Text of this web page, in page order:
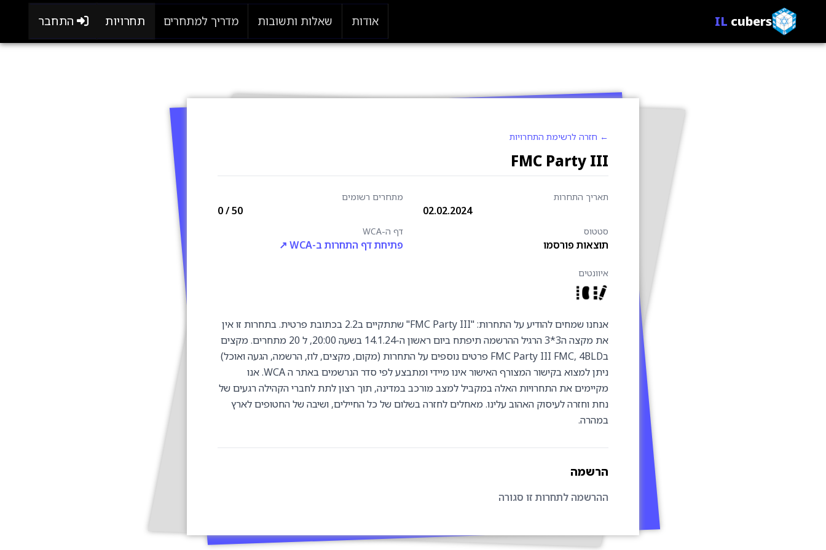
IL cubers אודות שאלות ותשובות מדריך למתחרים תחרויות התחבר
← חזרה לרשימת התחרויות
FMC Party III
תאריך התחרות
02.02.2024
מתחרים רשומים
0/ 50
סטטוס
תוצאות פורסמו
דף ה-WCA
פתיחת דף התחרות ב-WCA ↗
איוונטים
אנחנו שמחים להודיע על התחרות: "FMC Party III" שתתקיים ב2.2 בכתובת פרטית. בתחרות זו אין
את מקצה ה3*3 הרגיל ההרשמה תיפתח ביום ראשון ה-14.1.24 בשעה 20:00, ל 20 מתחרים. מקצים
בFMC Party III FMC, 4BLD פרטים נוספים על התחרות (מקום, מקצים, לוז, הרשמה, הגעה ואוכל)
ניתן למצוא בקישור המצורף האישור אינו מיידי ומתבצע לפי סדר הנרשמים באתר ה WCA. אנו
מקיימים את התחרויות האלה במקביל למצב מורכב במדינה, תוך רצון לתת לחברי הקהילה רגעים של
נחת וחזרה לעיסוק האהוב עלינו. מאחלים לחזרה בשלום של כל החיילים, ושיבה של החטופים לארץ
במהרה.
הרשמה
ההרשמה לתחרות זו סגורה